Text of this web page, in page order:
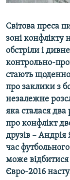
Усі сайти
Світова преса
зоні конфлікту
обстріли і
контрольно-
стають
про заклики з
незалежне
яка сталася
про конфлікт
друзів –
час
може відбитися
Євро-2016